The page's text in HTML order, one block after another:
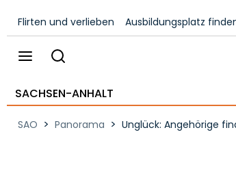
Flirten und verlieben Ausbildungsplatz
SACHSEN-ANHALT
SAO > Panorama > Unglück: Angehörige